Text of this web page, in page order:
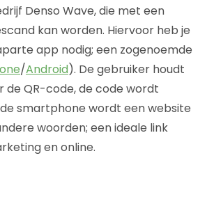
Denso Wave, die met een
kan worden. Hiervoor heb je
app nodig; een zogenoemde
/Android). De gebruiker houdt
de QR-code, de code wordt
smartphone wordt een website
woorden; een ideale link
en online.